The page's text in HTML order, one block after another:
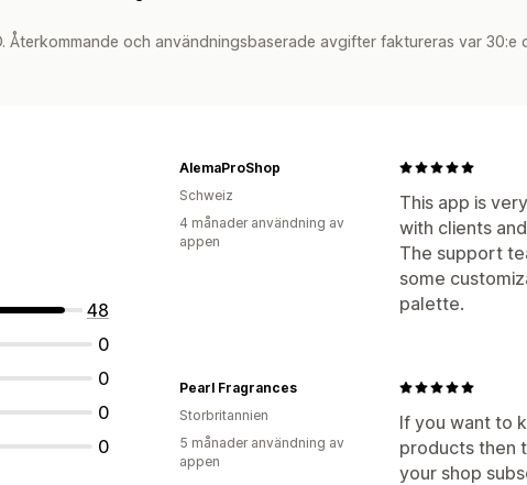
Återkommande och användningsbaserade avgifter faktureras var 30:e
48
0
0
0
0
This app is
with clients
The support
some
palette.
AlemaProShop
Schweiz
4 månader användning av
appen
If you want to
products then
your shop
Pearl Fragrances
Storbritannien
5 månader användning av
appen